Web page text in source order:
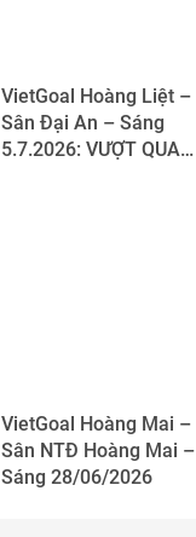
VietGoal Hoàng Liệt –
Sân Đại An – Sáng
5.7.2026: VƯỢT QUA
VietGoal Hoàng Mai –
Sân NTĐ Hoàng Mai –
Sáng 28/06/2026